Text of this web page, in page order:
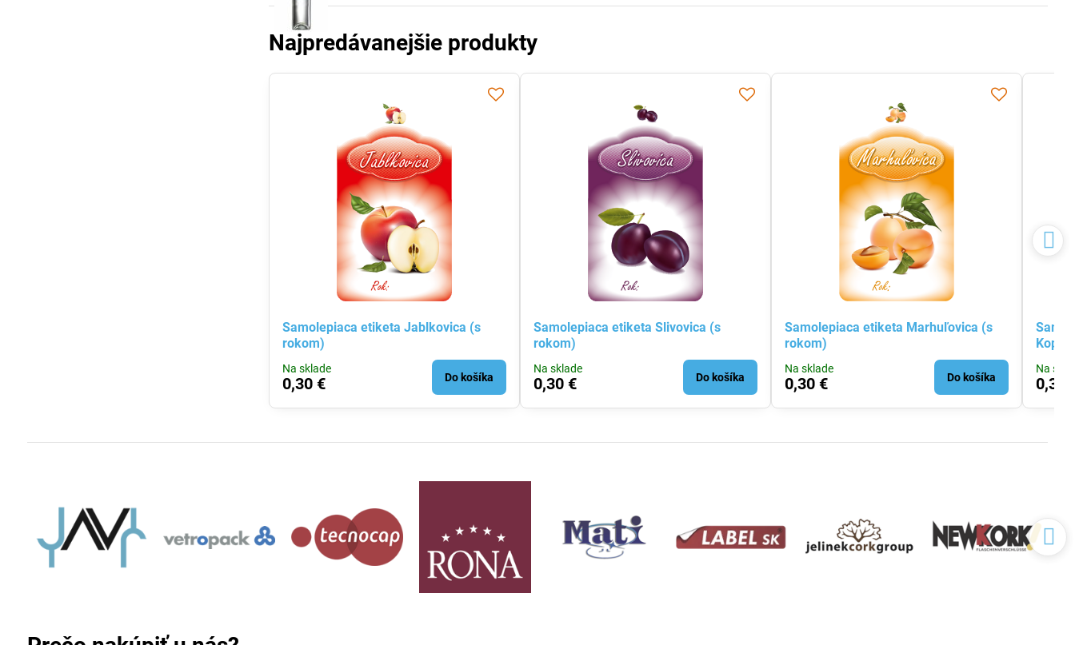
Najpredávanejšie produkty
Samolepiaca etiketa Jablkovica (s
rokom)
Na sklade
0,30 € Do košíka
Samolepiaca etiketa Slivovica (s
rokom)
Na sklade
0,30 € Do košíka
Samolepiaca etiketa Marhuľovica (s
rokom)
Na sklade
0,30 € Do košíka
Na
0,30